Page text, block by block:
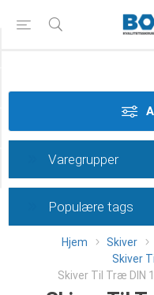
Hjem Skiver
Skiver
Skiver Til Træ DIN
Category
Varegrupper
Populære tags